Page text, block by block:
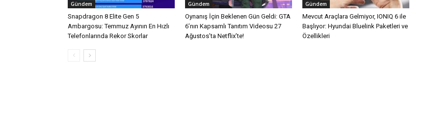
Gündem
Snapdragon 8 Elite Gen 5
Ambargosu: Temmuz Ayının En Hızlı
Telefonlarında Rekor Skorlar
Gündem
Oynanış İçin Beklenen Gün Geldi: GTA
6’nın Kapsamlı Tanıtım Videosu 27
Ağustos’ta Netflix’te!
Gündem
Mevcut Araçlara Gelmiyor, IONIQ 6 ile
Başlıyor: Hyundai Bluelink Paketleri ve
Özellikleri